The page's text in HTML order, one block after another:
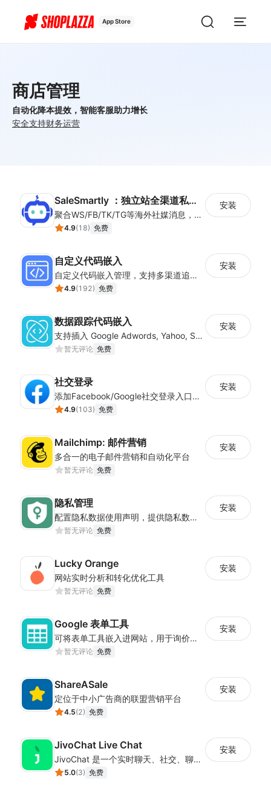
App Store
商店管理
自动化降本提效，智能客服助力增长
安全支持财务运营
SaleSmartly ：独立站全渠道私域神器
聚合WS/FB/TK/TG等海外社媒消息，一站式集中管理，集成客户管理（SCRM）、多语言实时翻译及智能群发功能，助力独立站卖家高效协同跨境沟通。
4.9(18) 免费
安装
自定义代码嵌入
自定义代码嵌入管理，支持多渠道追踪与营销活动配置
4.9(192) 免费
安装
数据跟踪代码嵌入
支持插入 Google Adwords, Yahoo, Snapchat 等平台的数据跟踪代码
暂无评论 免费
安装
社交登录
添加Facebook/Google社交登录入口，简化顾客注册流程
4.9(103) 免费
安装
Mailchimp: 邮件营销
多合一的电子邮件营销和自动化平台
暂无评论 免费
安装
隐私管理
配置隐私数据使用声明，提供隐私数据控制，确保店铺符合经营地隐私法案
暂无评论 免费
安装
Lucky Orange
网站实时分析和转化优化工具
暂无评论 免费
安装
Google 表单工具
可将表单工具嵌入进网站，用于询价、合作等场景
暂无评论 免费
安装
ShareASale
定位于中小广告商的联盟营销平台
4.5(2) 免费
安装
JivoChat Live Chat
JivoChat 是一个实时聊天、社交、聊天机器人和 CRM一体化的应用。
5.0(3) 免费
安装